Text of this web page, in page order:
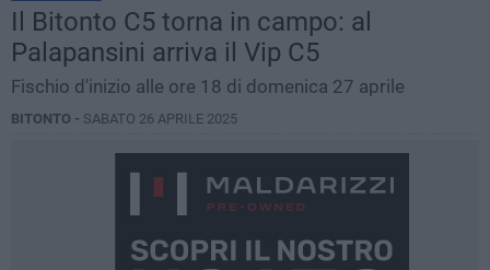
Il Bitonto C5 torna in campo: al
Palapansini arriva il Vip C5
Fischio d'inizio alle ore 18 di domenica 27 aprile
BITONTO - SABATO 26 APRILE 2025